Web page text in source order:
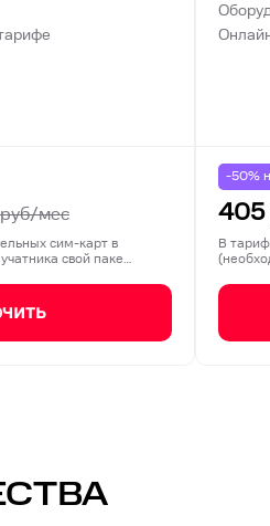
мес
сим-карт в
свой паке…
-50%
405
В